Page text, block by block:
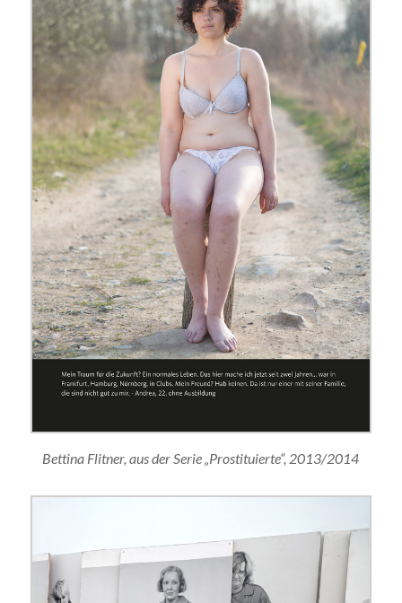
Bettina Flitner, aus der Serie „Prostituierte“, 2013/2014